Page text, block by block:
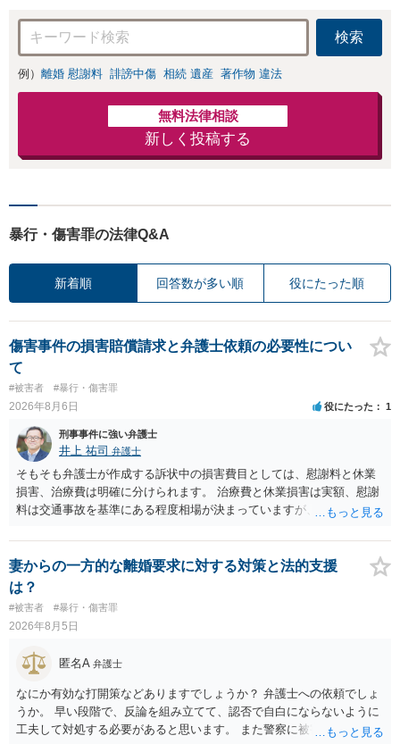
検索
例） 離婚 慰謝料 誹謗中傷 相続 遺産 著作物 違法
無料法律相談
新しく投稿する
暴行・傷害罪の法律Q&A
新着順 回答数が多い順 役にたった順
傷害事件の損害賠償請求と弁護士依頼の必要性につい
て
#被害者 #暴行・傷害罪
2026年8月6日 役にたった 1
刑事事件に強い弁護士
井上 祐司 弁護士
そもそも弁護士が作成する訴状中の損害費目としては、慰謝料と休業
損害、治療費は明確に分けられます。 治療費と休業損害は実額、慰謝
料は交通事故を基準にある程度相場が決まっていますが、全治１０日
ます。 そうすると、弁護士に依頼した場合はおそらく高い確率で費用
倒れ（回収しても全額弁護士費用となる）となる可能性が高いものと
予想します。 本人訴訟で進める場合には、すでに刑事手続が終了して
いる以上、相手方に資力がないことが多く回収できないケースが多い
（そのため、刑事事件の手続き中に、不本意ではあっても加害者の身
体拘束と、処分待ちという状況を利用して、被害弁償を受けておくこ
とが有効である場合が多い）ことを考慮しておく必要があります。
妻からの一方的な離婚要求に対する対策と法的支援
は？
#被害者 #暴行・傷害罪
2026年8月5日
匿名A 弁護士
なにか有効な打開策などありますでしょうか？ 弁護士への依頼でしょ
うか。 早い段階で、反論を組み立てて、認否で自白にならないように
工夫して対処する必要があると思います。 また警察に被害届を出すと